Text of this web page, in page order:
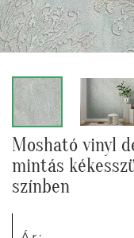
Mosható vinyl
mintás
színben